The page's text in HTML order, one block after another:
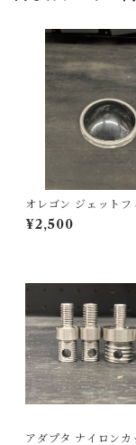
オレゴン ジェットフ
互換 ナイロンカッタ
¥2,500
アダプタ ナイロンカ